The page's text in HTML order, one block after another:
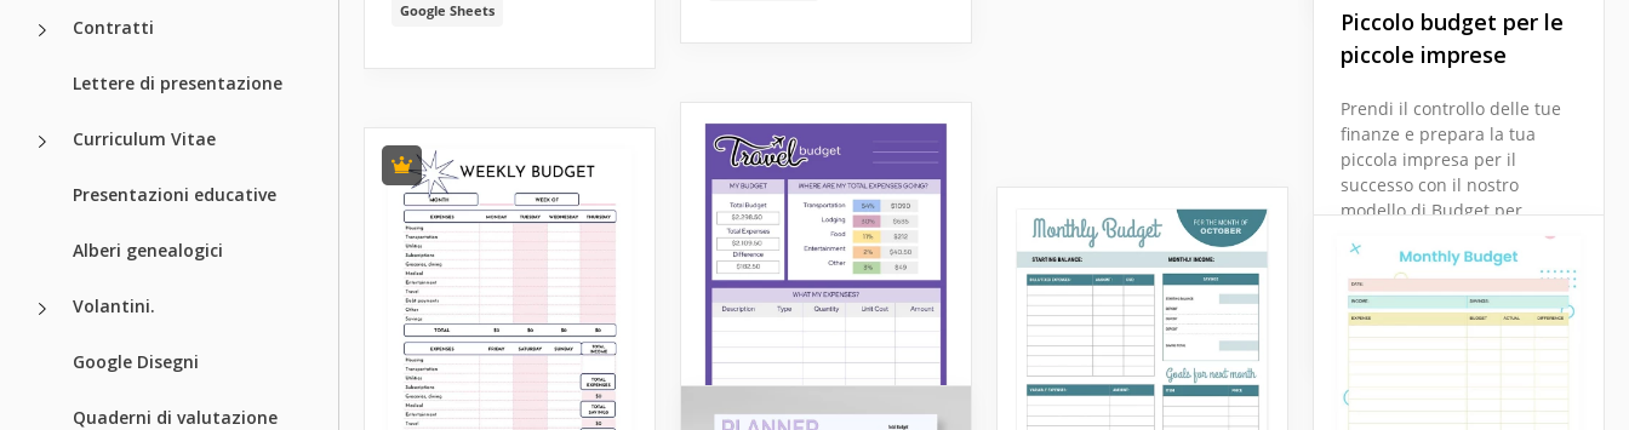
Contratti
Lettere di presentazione
Curriculum Vitae
Presentazioni educative
Alberi genealogici
Volantini.
Google Disegni
Quaderni di valutazione
Google Sheets
Piccolo budget per le
piccole imprese
Prendi il controllo delle tue
finanze e prepara la tua
piccola impresa per il
successo con il nostro
modello di Budget per
Piccole Imprese progettato
in modo meticoloso.
Google Sheets